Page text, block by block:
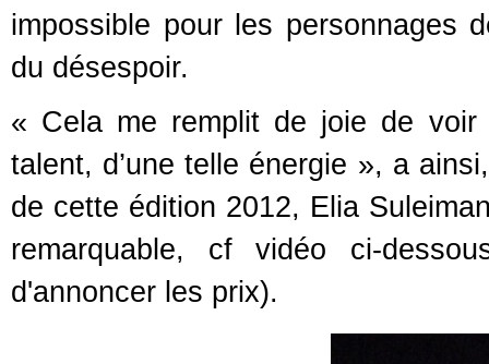
impossible pour les personnages
du désespoir.
« Cela me remplit de joie de voir
talent, d’une telle énergie », a
de cette édition 2012, Elia
remarquable, cf vidéo ci-
d'annoncer les prix).